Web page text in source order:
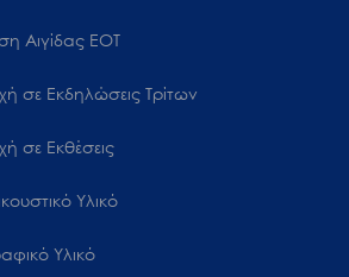
Αιγίδας ΕΟΤ
σε Εκδηλώσεις Τρίτων
σε Εκθέσεις
Υλικό
Υλικό